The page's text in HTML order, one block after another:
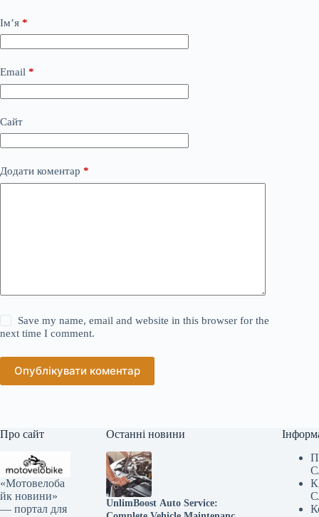
Ім’я *
Email *
Сайт
Додати коментар *
Save my name, email and website in this browser for the
next time I comment.
Опублікувати коментар
Про сайт
«Мотовелоба
йк новини»
— портал для
Останні новини
UnlimBoost Auto Service: